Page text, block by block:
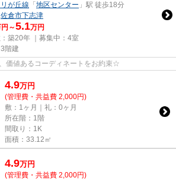
が丘線 「 地区センター 」駅 徒歩18分
佐倉市下志津
～5.1万円
築20年 ｜募集中： 4室
階建
価値あるコーディネートをお約束☆
4.9万円
(管理費・共益費 2,000円)
敷：1ヶ月｜礼：0ヶ月
所在階：1階
間取り：1K
面積：33.12㎡
4.9万円
(管理費・共益費 2,000円)